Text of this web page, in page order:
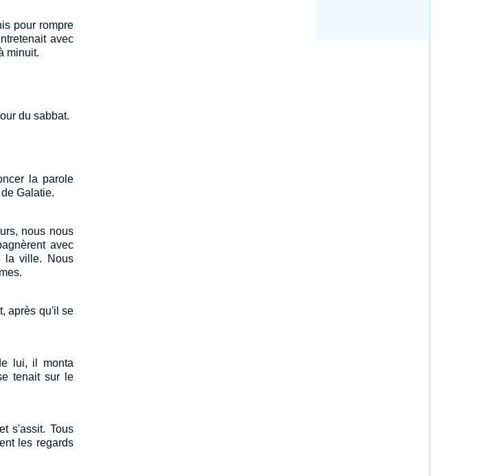
pour rompre
avec
minuit.
du sabbat.
la parole
Galatie.
nous nous
avec
la ville. Nous
après qu'il se
lui, il monta
tenait sur le
s'assit. Tous
les regards